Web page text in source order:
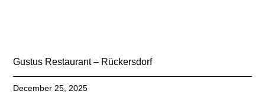
Gustus Restaurant – Rückersdorf
December 25, 2025